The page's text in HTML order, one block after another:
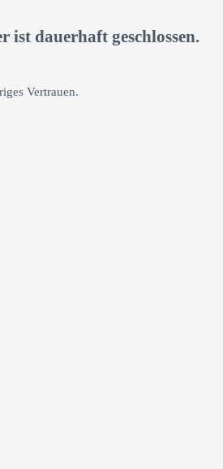
ist dauerhaft geschlossen.
Vertrauen.